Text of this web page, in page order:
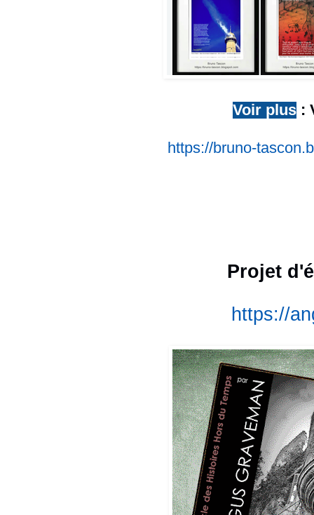
Voir plus :
https://bruno-
Projet
https://